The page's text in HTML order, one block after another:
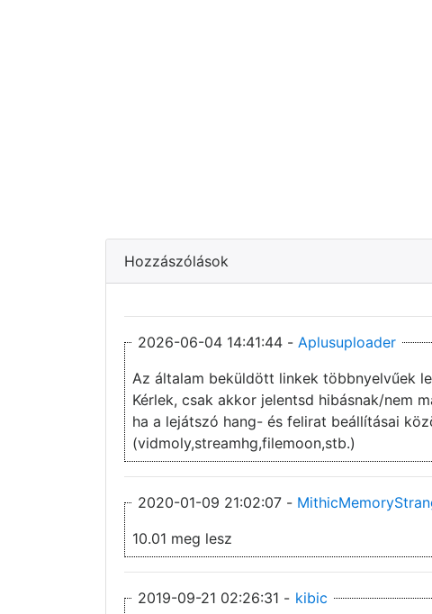
Hozzászólások
2026-06-04 14:41:44 - Aplusuploader
Az általam beküldött linkek többnyelvűek
Kérlek, csak akkor jelentsd hibásnak/nem
ha a lejátszó hang- és felirat beállításai
(vidmoly,streamhg,filemoon,stb.)
2020-01-09 21:02:07 -
10.01 meg lesz
2019-09-21 02:26:31 - kibic